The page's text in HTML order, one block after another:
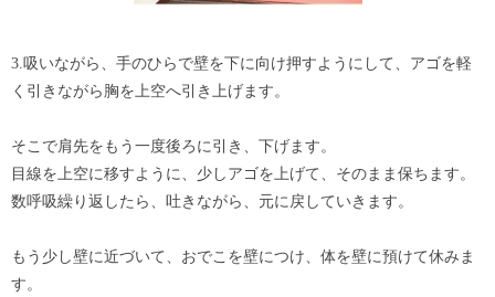
3.吸いながら、手のひらで壁を下に向け押すようにして、アゴを軽
く引きながら胸を上空へ引き上げます。
そこで肩先をもう一度後ろに引き、下げます。
目線を上空に移すように、少しアゴを上げて、そのまま保ちます。
数呼吸繰り返したら、吐きながら、元に戻していきます。
もう少し壁に近づいて、おでこを壁につけ、体を壁に預けて休みま
す。